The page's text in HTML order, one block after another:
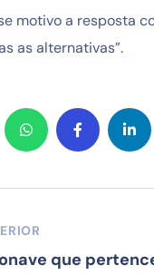
motivo a resposta
as alternativas”.
que